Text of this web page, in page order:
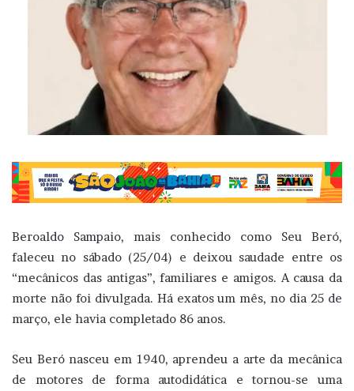
Beroaldo Sampaio, mais conhecido como Seu Beró,
faleceu no sábado (25/04) e deixou saudade entre os
“mecânicos das antigas”, familiares e amigos. A causa da
morte não foi divulgada. Há exatos um mês, no dia 25 de
março, ele havia completado 86 anos.
Seu Beró nasceu em 1940, aprendeu a arte da mecânica
de motores de forma autodidática e tornou-se uma